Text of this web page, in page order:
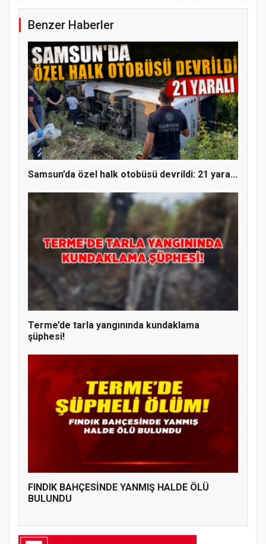
Benzer Haberler
Samsun’da özel halk otobüsü devrildi: 21 yara...
Terme’de tarla yangınında kundaklama
şüphesi!
FINDIK BAHÇESİNDE YANMIŞ HALDE ÖLÜ
BULUNDU